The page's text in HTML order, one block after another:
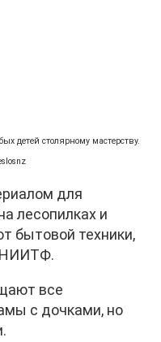
детей столярному мастерству.
для
лесопилках и
бытовой техники,
все
с дочками, но